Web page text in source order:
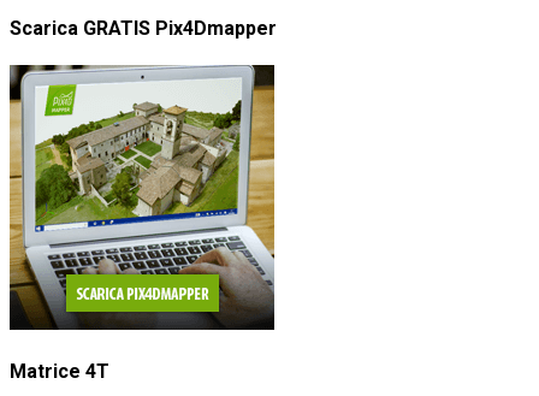
Scarica GRATIS Pix4Dmapper
Matrice 4T